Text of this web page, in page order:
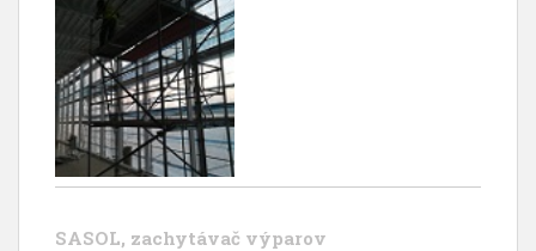
SASOL, zachytávač výparov